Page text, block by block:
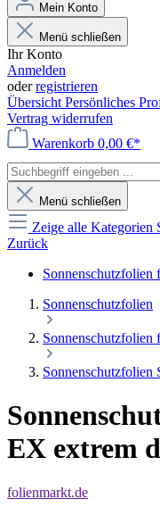
Mein Konto
Menü schließen
Ihr Konto
Anmelden
oderregistrieren
Übersicht Persönliches
Vertrag widerrufen
Warenkorb 0,00 €*
Menü schließen
Zeige alle Kategorien
Zurück
Sonnenschutzfolien
Sonnenschutzfolien
Sonnenschutzfolien
Sonnenschutzfolien
EX extrem
folienmarkt.de